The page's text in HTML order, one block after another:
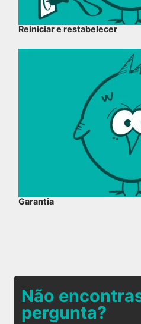
Reiniciar e restabelecer
Garantia
Não
pergunta?